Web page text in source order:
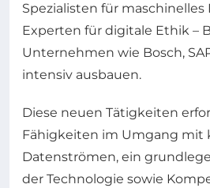
Spezialisten für maschinelles
Experten für digitale Ethik –
Unternehmen wie Bosch,
intensiv ausbauen.
Diese neuen Tätigkeiten
Fähigkeiten im Umgang mit
Datenströmen, ein
der Technologie sowie